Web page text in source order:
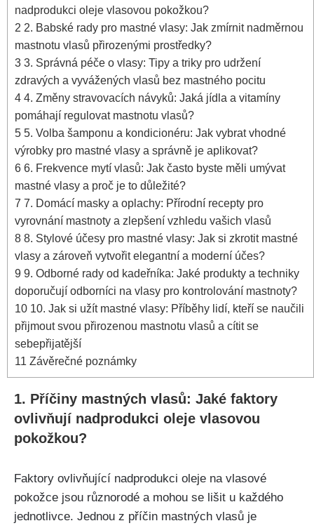
nadprodukci oleje vlasovou pokožkou?
2 2. Babské rady pro mastné vlasy: Jak zmírnit nadměrnou
mastnotu vlasů přirozenými prostředky?
3 3. Správná péče o⁣ vlasy: Tipy a triky pro udržení
zdravých⁣ a vyvážených vlasů bez‌ mastného pocitu
4 4. Změny stravovacích návyků: Jaká jídla ‍a vitamíny
pomáhají regulovat mastnotu vlasů?
5 5. Volba šamponu a kondicionéru: Jak vybrat vhodné
výrobky pro mastné vlasy⁤ a správně je aplikovat?
6 6. Frekvence ⁣mytí ‌vlasů: Jak ⁤často byste měli ⁣umývat
⁣mastné vlasy a proč je‌ to důležité?
7 7. Domácí⁢ masky ‌a oplachy: Přírodní recepty pro
vyrovnání mastnoty​ a ⁢zlepšení vzhledu vašich‌ vlasů
8 8.⁣ Stylové účesy pro mastné vlasy: ⁣Jak si zkrotit mastné
vlasy⁤ a zároveň ‌vytvořit elegantní‍ a ⁤moderní účes?
9 9. Odborné ​rady od kadeřníka: Jaké produkty‌ a techniky
doporučují odborníci na‍ vlasy pro kontrolování mastnoty?
10 10.⁤ Jak⁣ si ⁣užít mastné vlasy: ⁣Příběhy ⁣lidí, kteří se‌ naučili⁢
přijmout svou ⁤přirozenou mastnotu vlasů a cítit​ se
⁣sebepřijatější
11 Závěrečné poznámky
1. Příčiny mastných ⁣vlasů: Jaké faktory
ovlivňují nadprodukci oleje vlasovou
pokožkou?
Faktory ⁤ovlivňující nadprodukci oleje na vlasové⁢
pokožce ​jsou různorodé a mohou se lišit u každého⁣
jednotlivce. Jednou z⁣ příčin mastných vlasů je⁢